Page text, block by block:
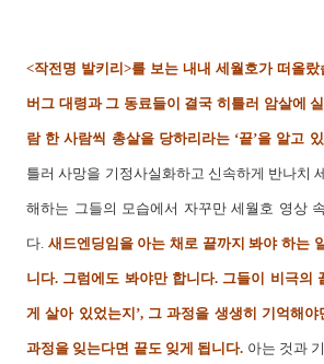
<작전명 발키리>를 보는 내내 세월호가 떠올
버그 대령과 그 동료들이 결국 히틀러 암살에
람 한 사람씩 총살을 당하리라는 ‘끝’을 알고
틀러 사망을 기정사실화하고 신속하게 반나치
해하는 그들의 모습에서 자꾸만 세월호 영상
다. 새드엔딩임을 아는 채로 끝까지 봐야 하는
니다. 그럼에도 봐야만 합니다. 그들이 비극의
게 살아 있었는지’, 그 과정을 생생히 기억해
과정을 잊는다면 끝도 잊게 됩니다. 아는 것과